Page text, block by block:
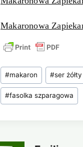
Makaronowa
Tagi
wpisu:
#makaron #ser żółty
#fasolka szparagowa